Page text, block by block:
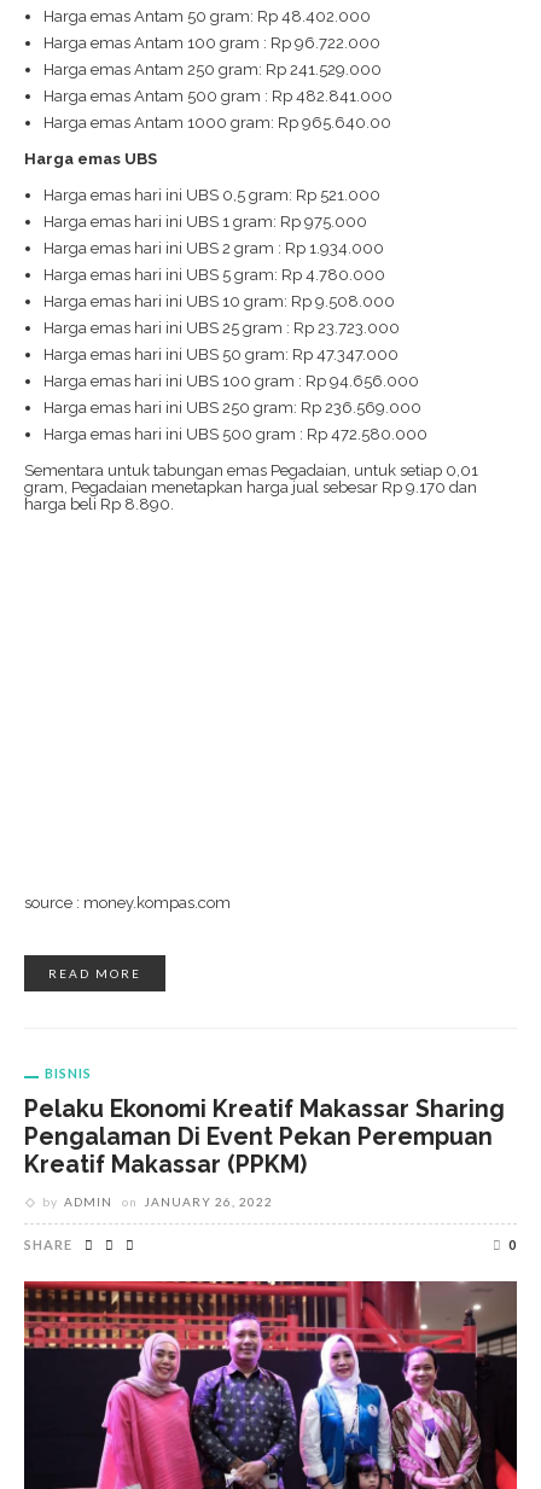
Harga emas Antam 50 gram: Rp 48.402.000
Harga emas Antam 100 gram : Rp 96.722.000
Harga emas Antam 250 gram: Rp 241.529.000
Harga emas Antam 500 gram : Rp 482.841.000
Harga emas Antam 1000 gram: Rp 965.640.00
Harga emas UBS
Harga emas hari ini UBS 0,5 gram: Rp 521.000
Harga emas hari ini UBS 1 gram: Rp 975.000
Harga emas hari ini UBS 2 gram : Rp 1.934.000
Harga emas hari ini UBS 5 gram: Rp 4.780.000
Harga emas hari ini UBS 10 gram: Rp 9.508.000
Harga emas hari ini UBS 25 gram : Rp 23.723.000
Harga emas hari ini UBS 50 gram: Rp 47.347.000
Harga emas hari ini UBS 100 gram : Rp 94.656.000
Harga emas hari ini UBS 250 gram: Rp 236.569.000
Harga emas hari ini UBS 500 gram : Rp 472.580.000
Sementara untuk tabungan emas Pegadaian, untuk setiap 0,01
gram, Pegadaian menetapkan harga jual sebesar Rp 9.170 dan
harga beli Rp 8.890.
source : money.kompas.com
READ MORE
BISNIS
Pelaku Ekonomi Kreatif Makassar Sharing
Pengalaman Di Event Pekan Perempuan
Kreatif Makassar (PPKM)
by ADMIN on JANUARY 26, 2022
SHARE 0